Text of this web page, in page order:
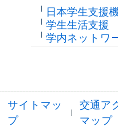
日本学生支援
学生生活支援
学内ネットワ
サイトマッ
プ
交通ア
マップ